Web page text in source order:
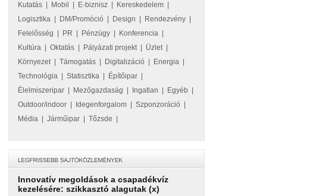
Kutatás
Mobil E-biznisz Kereskedelem
Logisztika
DM/Promóció Design Rendezvény
Felelősség
PR Pénzügy Konferencia
Kultúra
Oktatás Pályázati projekt| Üzlet|
Környezet| Támogatás Digitalizáció Energia
Technológia
Statisztika Építőipar
Élelmiszeripar
Mezőgazdaság Ingatlan Egyéb
Outdoor/indoor
Idegenforgalom Szponzoráció
Média
Járműipar Tőzsde
Innovatív megoldások a csapadékvíz
kezelésére: szikkasztó alagutak (x)